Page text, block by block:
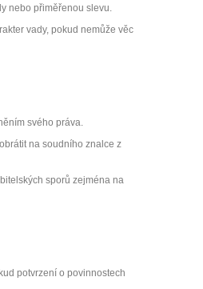
nebo přiměřenou slevu.
vady, pokud nemůže věc
svého práva.
na soudního znalce z
sporů zejména na
potvrzení o povinnostech